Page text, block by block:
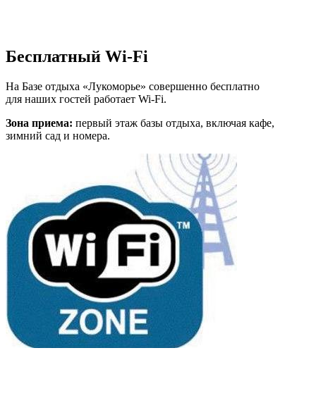
Бесплатный Wi-Fi
На Базе отдыха «Лукоморье» совершенно бесплатно
для наших гостей работает Wi-Fi.
Зона приема: первый этаж базы отдыха, включая кафе,
зимний сад и номера.